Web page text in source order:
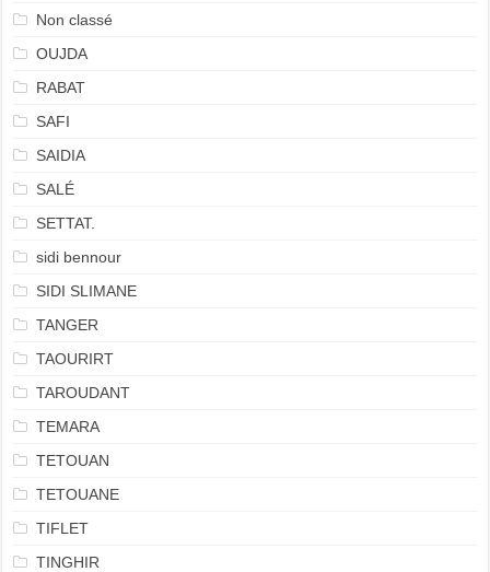
Non classé
OUJDA
RABAT
SAFI
SAIDIA
SALÉ
SETTAT.
sidi bennour
SIDI SLIMANE
TANGER
TAOURIRT
TAROUDANT
TEMARA
TETOUAN
TETOUANE
TIFLET
TINGHIR